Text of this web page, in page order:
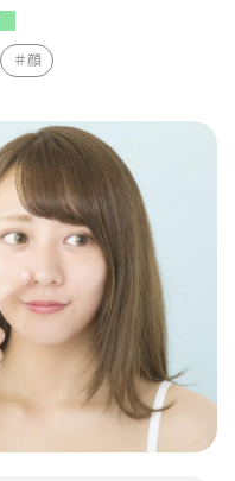
顔